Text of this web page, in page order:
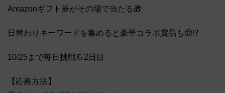
Amazonギフト券がその場で当たる🎁
日替わりキーワードを集めると豪華コラボ賞品も😍⁉️
10/25まで毎日挑戦💪2日目
【応募方法】